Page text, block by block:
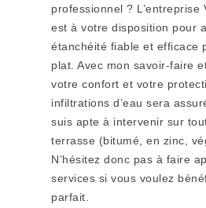
professionnel ? L’entreprise
est à votre disposition pour
étanchéité fiable et efficace
plat. Avec mon savoir-faire
votre confort et votre
infiltrations d’eau sera
suis apte à intervenir sur
terrasse (bitumé, en zinc,
N’hésitez donc pas à faire
services si vous voulez
parfait.